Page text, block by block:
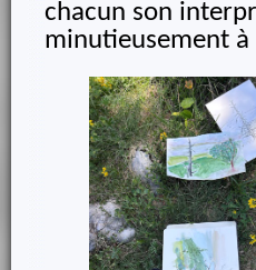
chacun son
minutieusement à